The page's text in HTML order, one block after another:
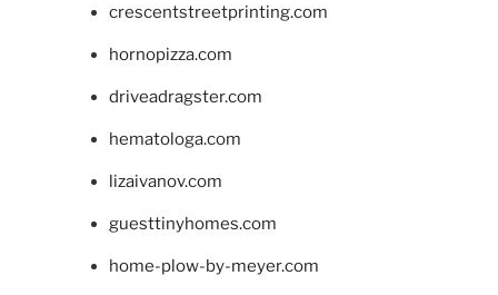
crescentstreetprinting.com
hornopizza.com
driveadragster.com
hematologa.com
lizaivanov.com
guesttinyhomes.com
home-plow-by-meyer.com